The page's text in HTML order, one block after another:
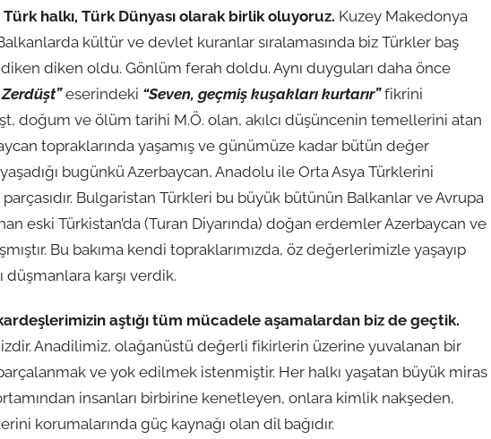
halkı, Türk Dünyası olarak birlik oluyoruz. Kuzey Makedonya
kültür ve devlet kuranlar sıralamasında biz Türkler baş
diken oldu. Gönlüm ferah doldu. Aynı duyguları daha önce
eserindeki “Seven, geçmiş kuşakları kurtarır”fikrini
doğum ve ölüm tarihi M.Ö. olan, akılcı düşüncenin temellerini atan
topraklarında yaşamış ve günümüze kadar bütün değer
bugünkü Azerbaycan, Anadolu ile Orta Asya Türklerini
Bulgaristan Türkleri bu büyük bütünün Balkanlar ve Avrupa
eski Türkistan’da (Turan Diyarında) doğan erdemler Azerbaycan ve
Bu bakıma kendi topraklarımızda, öz değerlerimizle yaşayıp
karşı verdik.
aştığı tüm mücadele aşamalardan biz de geçtik.
Anadilimiz, olağanüstü değerli fikirlerin üzerine yuvalanan bir
ve yok edilmek istenmiştir. Her halkı yaşatan büyük miras
insanları birbirine kenetleyen, onlara kimlik nakşeden,
korumalarında güç kaynağı olan dil bağıdır.